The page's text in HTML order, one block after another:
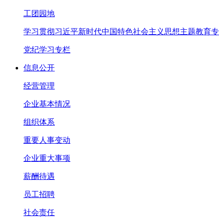
工团园地
学习贯彻习近平新时代中国特色社会主义思想主题教育
党纪学习专栏
信息公开
经营管理
企业基本情况
组织体系
重要人事变动
企业重大事项
薪酬待遇
员工招聘
社会责任